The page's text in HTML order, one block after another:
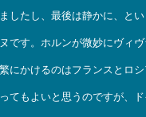
したし、最後は静かに、と
です。ホルンが微妙にヴィ
にかけるのはフランスとロ
てもよいと思うのですが、